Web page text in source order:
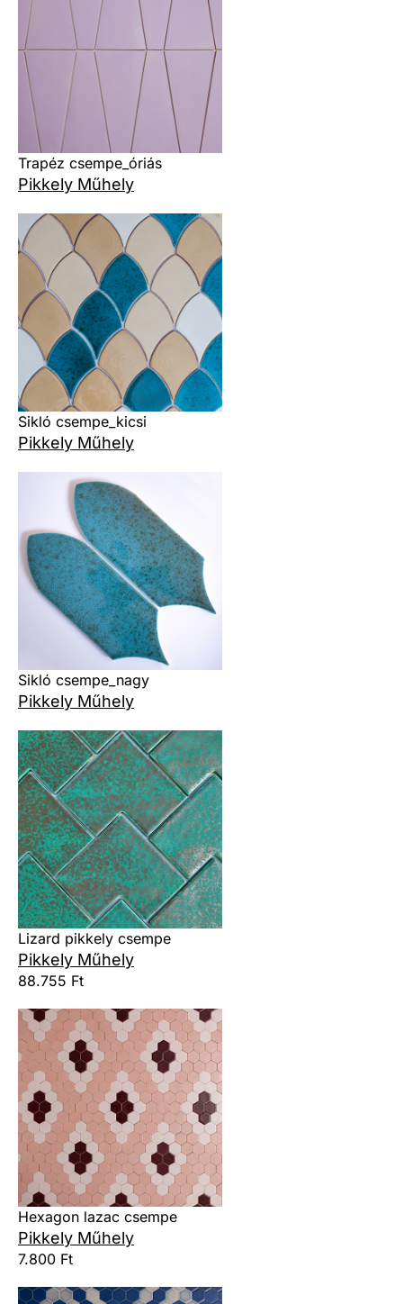
Trapéz csempe_óriás
Pikkely Műhely
Sikló csempe_kicsi
Pikkely Műhely
Sikló csempe_nagy
Pikkely Műhely
Lizard pikkely csempe
Pikkely Műhely
88.755 Ft
Hexagon lazac csempe
Pikkely Műhely
7.800 Ft